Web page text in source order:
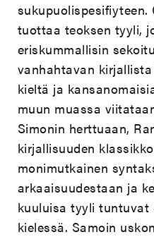
sukupuolispesifiyteen.
tuottaa teoksen tyyli,
eriskummallisin
vanhahtavan
kieltä ja
muun muassa
Simonin herttuaan,
kirjallisuuden
monimutkainen
arkaaisuudestaan ja
kuuluisa tyyli tuntuvat
kielessä. Samoin